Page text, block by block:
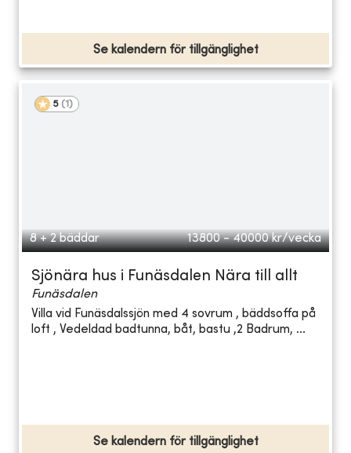
Se kalendern för tillgänglighet
5 (1 )
8 + 2 bäddar 13800 - 40000 kr/vecka
Sjönära hus i Funäsdalen Nära till allt
Funäsdalen
Villa vid Funäsdalssjön med 4 sovrum , bäddsoffa på
loft , Vedeldad badtunna, båt, bastu ,2 Badrum, ...
Se kalendern för tillgänglighet